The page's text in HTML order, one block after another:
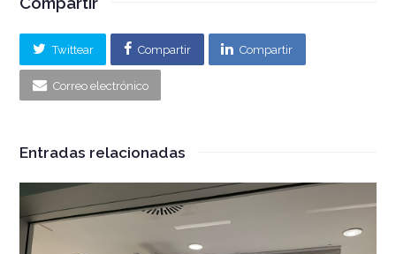
Twittear Compartir Compartir
Correo electrónico
Entradas relacionadas